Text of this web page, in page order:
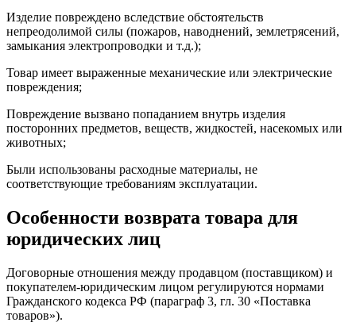
Изделие повреждено вследствие обстоятельств
непреодолимой силы (пожаров, наводнений, землетрясений,
замыкания электропроводки и т.д.);
Товар имеет выраженные механические или электрические
повреждения;
Повреждение вызвано попаданием внутрь изделия
посторонних предметов, веществ, жидкостей, насекомых или
животных;
Были использованы расходные материалы, не
соответствующие требованиям эксплуатации.
Особенности возврата товара для
юридических лиц
Договорные отношения между продавцом (поставщиком) и
покупателем-юридическим лицом регулируются нормами
Гражданского кодекса РФ (параграф 3, гл. 30 «Поставка
товаров»).